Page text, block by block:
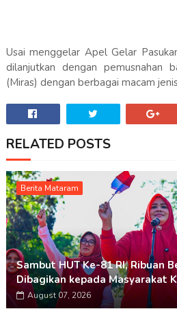
Usai menggelar Apel Gelar
dilanjutkan dengan pemusnahan
(Miras) dengan berbagai macam
RELATED POSTS
Berita Mataram
Sambut HUT Ke-81 RI, Ribuan
Dibagikan kepada Masyarakat
August 07, 2026